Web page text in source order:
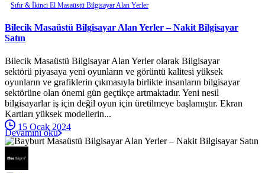
Sıfır & İkinci El Masaüstü Bilgisayar Alan Yerler
Bilecik Masaüstü Bilgisayar Alan Yerler – Nakit Bilgisayar
Satın
Bilecik Masaüstü Bilgisayar Alan Yerler olarak Bilgisayar
sektörü piyasaya yeni oyunların ve görüntü kalitesi yüksek
oyunların ve grafiklerin çıkmasıyla birlikte insanların bilgisayar
sektörüne olan önemi gün geçtikçe artmaktadır. Yeni nesil
bilgisayarlar iş için değil oyun için üretilmeye başlamıştır. Ekran
Kartları yüksek modellerin...
15 Ocak 2024
Devamını oku